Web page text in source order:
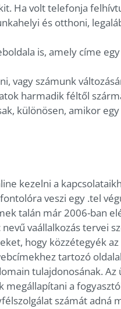
Ha volt telefonja
és otthoni,
is, amely címe
vagy számunk
harmadik féltől
különösen, amikor
kezelni a
veszi egy .tel
talán már 2006-ban
vaállalkozás tervei
hogy közzétegyék
tartozó
tulajdonosának. Az
megállapítani a
számát adná